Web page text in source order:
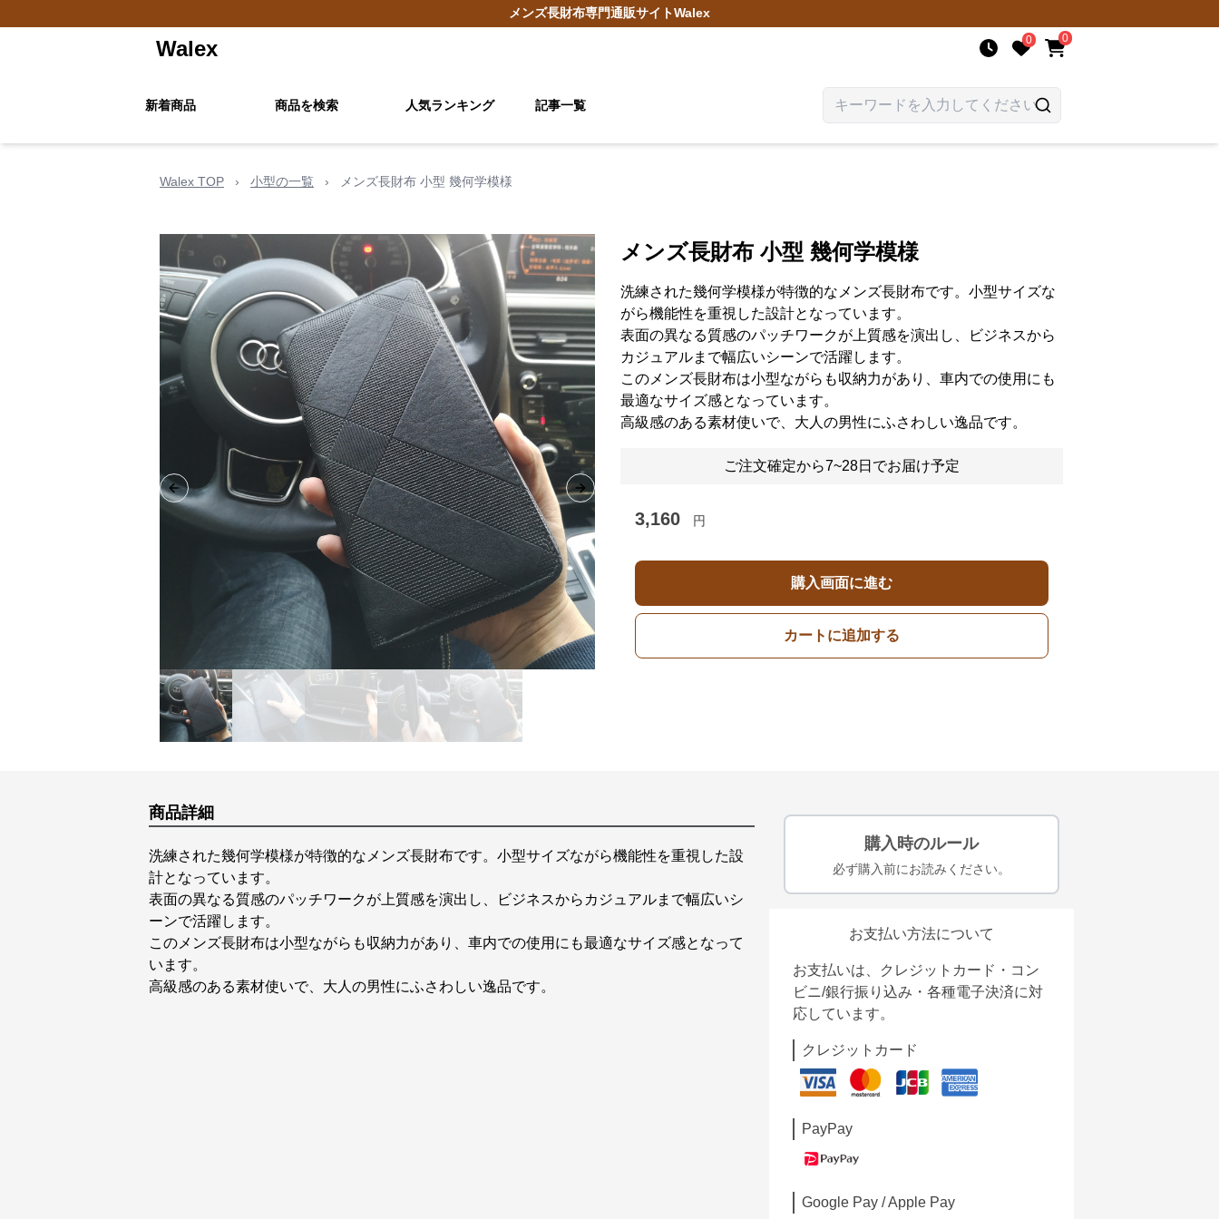
メンズ長財布専門通販サイトWalex
Walex 0 0
新着商品 商品を検索 人気ランキング 記事一覧
Walex TOP › 小型の一覧 › メンズ長財布 小型 幾何学模様
Previous slide Next slide
メンズ長財布 小型 幾何学模様
洗練された幾何学模様が特徴的なメンズ長財布です。小型サイズな
がら機能性を重視した設計となっています。
表面の異なる質感のパッチワークが上質感を演出し、ビジネスから
カジュアルまで幅広いシーンで活躍します。
このメンズ長財布は小型ながらも収納力があり、車内での使用にも
最適なサイズ感となっています。
高級感のある素材使いで、大人の男性にふさわしい逸品です。
ご注文確定から7~28日でお届け予定
3,160 円
購入画面に進む
カートに追加する
商品詳細
洗練された幾何学模様が特徴的なメンズ長財布です。小型サイズながら機能性を重視した設
計となっています。
表面の異なる質感のパッチワークが上質感を演出し、ビジネスからカジュアルまで幅広いシ
ーンで活躍します。
このメンズ長財布は小型ながらも収納力があり、車内での使用にも最適なサイズ感となって
います。
高級感のある素材使いで、大人の男性にふさわしい逸品です。
購入時のルール
必ず購入前にお読みください。
お支払い方法について
お支払いは、クレジットカード・コン
ビニ/銀行振り込み・各種電子決済に対
応しています。
クレジットカード
PayPay
Google Pay / Apple Pay